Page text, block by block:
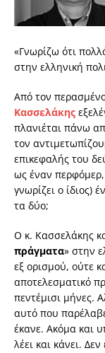
«Γνωρίζω ότι
στην ελληνική
Από τον
Κασσελάκης
πλανιέται πάνω
τον
επικεφαλής του
ως έναν
γνωρίζει ο ίδιος)
τα δύο;
Ο κ. Κασσελάκης
πράγματα» στην
εξ ορισμού, ούτε
αποτελεσματικό
πεντέμισι μήνες.
αυτό που
έκανε. Ακόμα και
λέει και κάνει.